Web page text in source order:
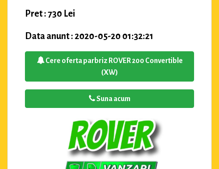
Pret : 730 Lei
Data anunt : 2020-05-20 01:32:21
Cere oferta parbriz ROVER 200 Convertible
(XW)
Suna acum